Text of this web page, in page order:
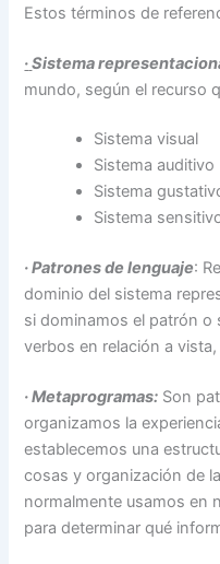
Estos términos de
·Sistema
mundo, según el recurso
Sistema visual
Sistema auditivo
Sistema
Sistema
·Patrones de lenguaje:
dominio del sistema
si dominamos el patrón o
verbos en relación a
· Metaprogramas: Son
organizamos la
establecemos una
cosas y organización de
normalmente usamos en
para determinar qué